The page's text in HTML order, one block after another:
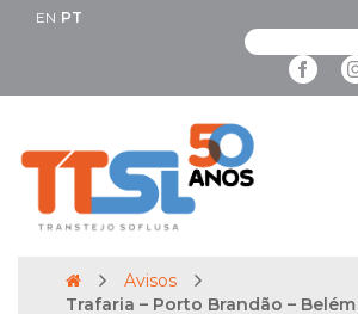
EN PT
Avisos
Trafaria – Porto Brandão –